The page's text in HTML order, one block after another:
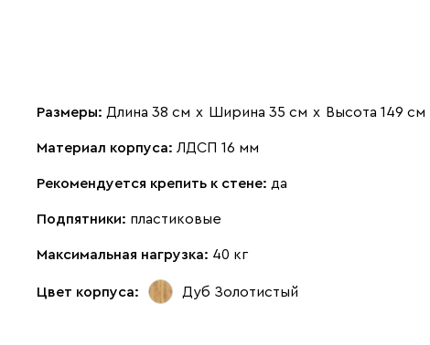
Размеры: Длина 38 см х Ширина 35 см х Высота 149 см
Материал корпуса: ЛДСП 16 мм
Рекомендуется крепить к стене: да
Подпятники: пластиковые
Максимальная нагрузка: 40 кг
Цвет корпуса: Дуб Золотистый